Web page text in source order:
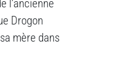
l’ancienne
Drogon
mère dans